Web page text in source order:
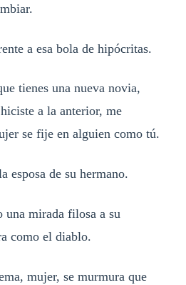
a esa bola de hipócritas.
tienes una nueva novia,
a la anterior, me
se fije en alguien como tú.
esposa de su hermano.
mirada filosa a su
como el diablo.
mujer, se murmura que